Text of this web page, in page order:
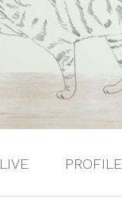
LIVE PROFILE